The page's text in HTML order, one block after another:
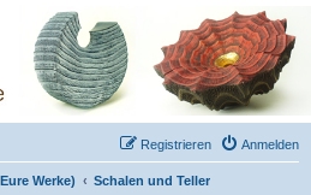
des Kunsthandwerks Anmelden
Registrieren
Werke) Schalen und Teller